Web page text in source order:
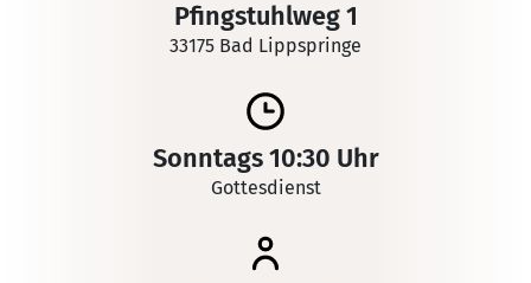
Pfingstuhlweg 1
33175 Bad Lippspringe
Sonntags 10:30 Uhr
Gottesdienst